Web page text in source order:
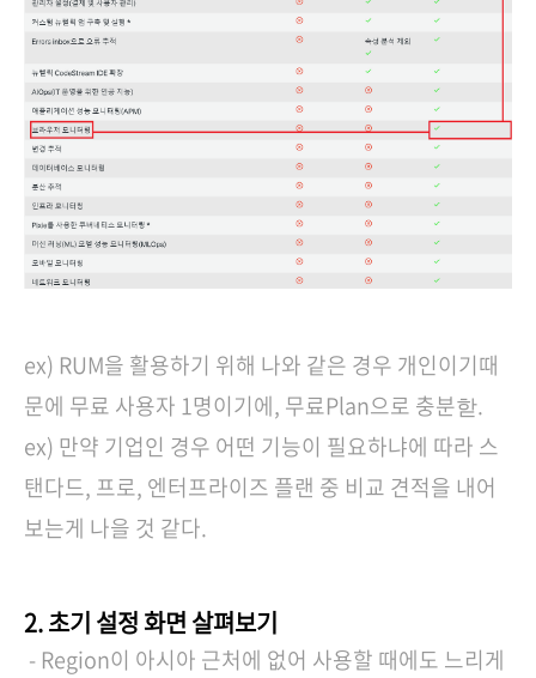
ex) RUM을 활용하기 위해 나와 같은 경우 개인이기때
문에 무료 사용자 1명이기에, 무료Plan으로 충분핟.
ex) 만약 기업인 경우 어떤 기능이 필요하냐에 따라 스
탠다드, 프로, 엔터프라이즈 플랜 중 비교 견적을 내어
보는게 나을 것 같다.
2. 초기 설정 화면 살펴보기
- Region이 아시아 근처에 없어 사용할 때에도 느리게